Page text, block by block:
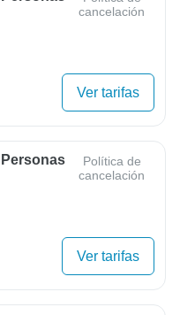
cancelación
Ver tarifas
Política de
cancelación
Ver tarifas